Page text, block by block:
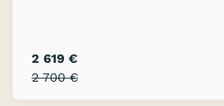
2 700 €
2 619 €